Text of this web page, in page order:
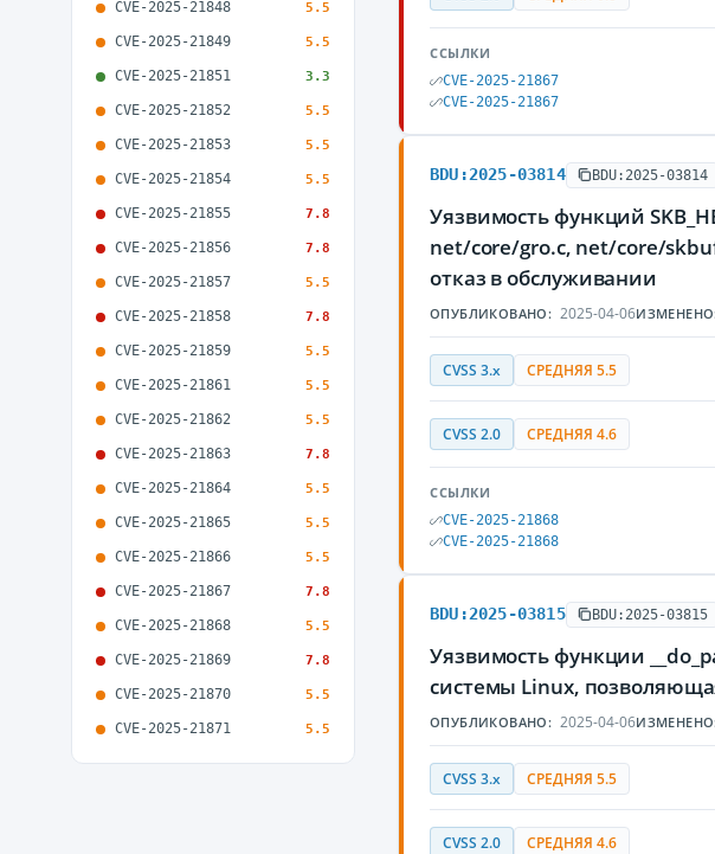
CVE-2025-21848 5.5
CVE-2025-21849 5.5
CVE-2025-21851 3.3
CVE-2025-21852 5.5
CVE-2025-21853 5.5
CVE-2025-21854 5.5
CVE-2025-21855 7.8
CVE-2025-21856 7.8
CVE-2025-21857 5.5
CVE-2025-21858 7.8
CVE-2025-21859 5.5
CVE-2025-21861 5.5
CVE-2025-21862 5.5
CVE-2025-21863 7.8
CVE-2025-21864 5.5
CVE-2025-21865 5.5
CVE-2025-21866 5.5
CVE-2025-21867 7.8
CVE-2025-21868 5.5
CVE-2025-21869 7.8
CVE-2025-21870 5.5
CVE-2025-21871 5.5
ССЫЛКИ
CVE-2025-21867
CVE-2025-21867
BDU:2025-03814 BDU:2025-03814
Уязвимость функций
net/core/gro.c, net/core/
отказ в обслуживании
ОПУБЛИКОВАНО: 2025-04-06
CVSS 3.x СРЕДНЯЯ 5.5
CVSS 2.0 СРЕДНЯЯ 4.6
ССЫЛКИ
CVE-2025-21868
CVE-2025-21868
BDU:2025-03815 BDU:2025-03815
Уязвимость функции
системы Linux,
ОПУБЛИКОВАНО: 2025-04-06
CVSS 3.x СРЕДНЯЯ 5.5
CVSS 2.0 СРЕДНЯЯ 4.6